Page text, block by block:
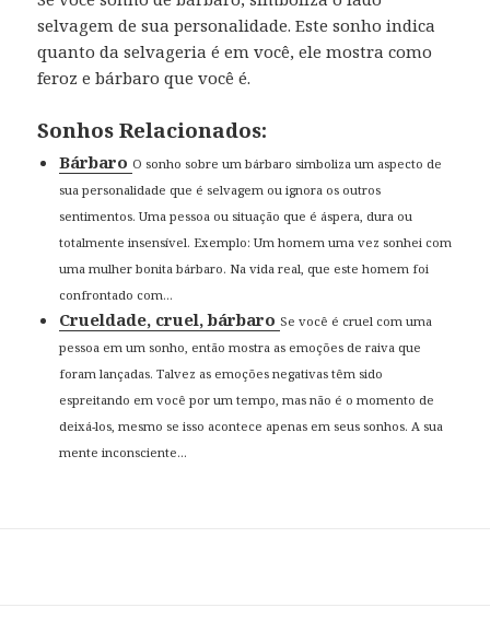
selvagem de sua personalidade. Este sonho indica
quanto da selvageria é em você, ele mostra como
feroz e bárbaro que você é.
Sonhos Relacionados:
Bárbaro O sonho sobre um bárbaro simboliza um aspecto de
sua personalidade que é selvagem ou ignora os outros
sentimentos. Uma pessoa ou situação que é áspera, dura ou
totalmente insensível. Exemplo: Um homem uma vez sonhei com
uma mulher bonita bárbaro. Na vida real, que este homem foi
confrontado com...
Crueldade, cruel, bárbaroSe você é cruel com uma
pessoa em um sonho, então mostra as emoções de raiva que
foram lançadas. Talvez as emoções negativas têm sido
espreitando em você por um tempo, mas não é o momento de
deixá-los, mesmo se isso acontece apenas em seus sonhos. A sua
mente inconsciente...